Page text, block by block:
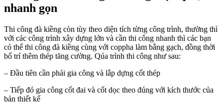
nhanh gọn
Thi công đà kiềng còn tùy theo diện tích từng công trình, thường thì
với các công trình xây dựng lớn và cần thi công nhanh thì các bạn
có thể thi công đà kiềng cùng với coppha làm bằng gạch, đồng thời
bố trí thêm thép tăng cường. Qúa trình thi công như sau:
– Đầu tiên cần phải gia công và lắp dựng cốt thép
– Tiếp đó gia công cốt đai và cốt dọc theo đúng với kích thước của
bản thiết kế